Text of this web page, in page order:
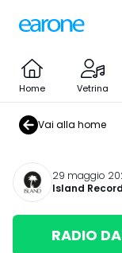
Home Vetrina
Vai alla home
29 maggio
Island
RADIO